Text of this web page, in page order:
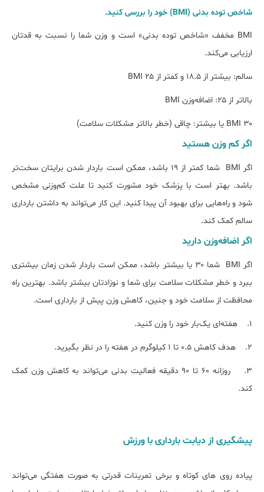
شاخص توده بدنی (BMI) خود را بررسی کنید.
BMI مخفف «شاخص توده بدنی» است و وزن شما را نسبت به قدتان
ارزیابی می‌کند.
سالم: بیشتر از ۱۸.۵ و کمتر از ۲۵ BMI
بالاتر از ۲۵: اضافه‌وزن BMI
BMI ۳۰ یا بیشتر: چاقی (خطر بالاتر مشکلات سلامت)
اگر کم وزن هستید
اگر BMI شما کمتر از ۱۹ باشد، ممکن است باردار شدن برایتان سخت‌تر
باشد. بهتر است با پزشک خود مشورت کنید تا علت کم‌وزنی مشخص
شود و راه‌هایی برای بهبود آن پیدا کنید. این کار می‌تواند به داشتن بارداری
سالم کمک کند.
اگر اضافه‌وزن دارید
اگر BMI شما ۳۰ یا بیشتر باشد، ممکن است باردار شدن زمان بیشتری
ببرد و خطر مشکلات سلامت برای شما و نوزادتان بیشتر باشد. بهترین راه
محافظت از سلامت خود و جنین، کاهش وزن پیش از بارداری است.
1. هفته‌ای یک‌بار خود را وزن کنید.
2. هدف کاهش ۰.۵ تا ۱ کیلوگرم در هفته را در نظر بگیرید.
3. روزانه ۶۰ تا ۹۰ دقیقه فعالیت بدنی می‌تواند به کاهش وزن کمک
کند.
پیشگیری از دیابت بارداری با ورزش
پیاده ‌روی ‌های کوتاه و برخی تمرینات قدرتی به صورت هفتگی می‌تواند